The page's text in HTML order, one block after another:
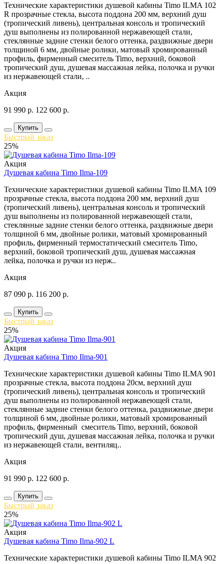
Технические характеристики душевой кабины Timo ILMA 102
R прозрачные стекла, высота поддона 200 мм, верхний душ
(тропический ливень), центральная консоль и тропический
душ выполнены из полированной нержавеющей стали,
стеклянные задние стенки белого оттенка, раздвижные двери
толщиной 6 мм, двойные ролики, матовый хромированный
профиль, фирменный смеситель Timo, верхний, боковой
тропический душ, душевая массажная лейка, полочка и ручки
из нержавеющей стали, ..
Акция
91 990 р. 122 600 р.
Купить
Быстрый заказ
25%
Акция
Душевая кабина Timo Ilma-109
Технические характеристики душевой кабины Timo ILMA 109
прозрачные стекла, высота поддона 200 мм, верхний душ
(тропический ливень), центральная консоль и тропический
душ выполнены из полированной нержавеющей стали,
стеклянные задние стенки белого оттенка, раздвижные двери
толщиной 6 мм, двойные ролики, матовый хромированный
профиль, фирменный термостатический смеситель Timo,
верхний, боковой тропический душ, душевая массажная
лейка, полочка и ручки из нерж..
Акция
87 090 р. 116 200 р.
Купить
Быстрый заказ
25%
Акция
Душевая кабина Timo Ilma-901
Технические характеристики душевой кабины Timo ILMA 901
прозрачные стекла, высота поддона 20см, верхний душ
(тропический ливень), центральная консоль и тропический
душ выполнены из полированной нержавеющей стали,
стеклянные задние стенки белого оттенка, раздвижные двери
толщиной 6 мм, двойные ролики, матовый хромированный
профиль, фирменный смеситель Timo, верхний, боковой
тропический душ, душевая массажная лейка, полочка и ручки
из нержавеющей стали, вентиляц..
Акция
91 990 р. 122 600 р.
Купить
Быстрый заказ
25%
Акция
Душевая кабина Timo Ilma-902 L
Технические характеристики душевой кабины Timo ILMA 902